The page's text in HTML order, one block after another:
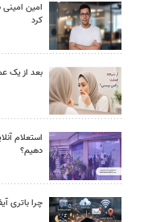
امین
کرد
بعد از یک
استعلام
دهیم؟
چرا باتری